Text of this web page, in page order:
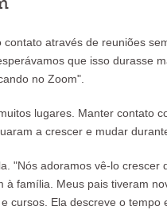
através de reuniões
que isso durasse
no Zoom".
lugares. Manter contato
a crescer e mudar
"Nós adoramos vê-lo crescer
família. Meus pais tiveram
cursos. Ela descreve o